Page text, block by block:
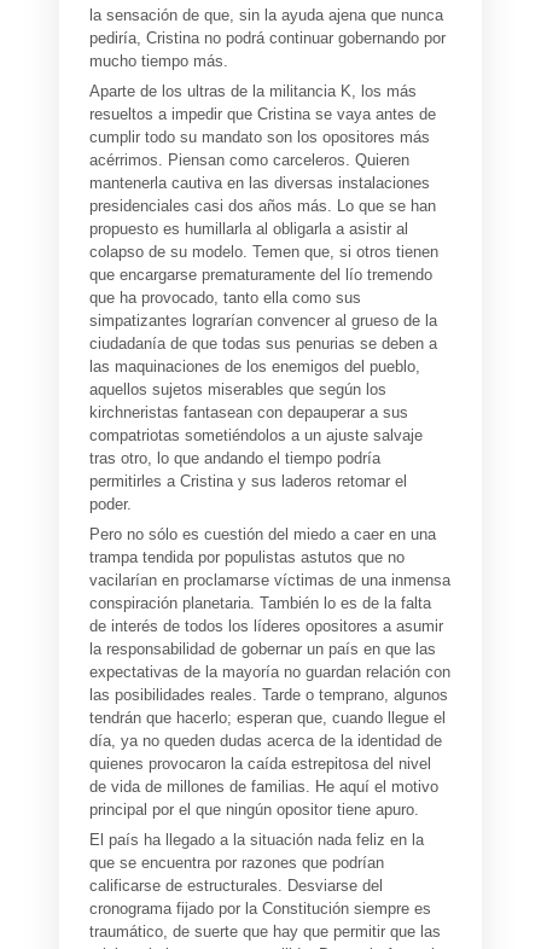
la sensación de que, sin la ayuda ajena que nunca
pediría, Cristina no podrá continuar gobernando por
mucho tiempo más.
Aparte de los ultras de la militancia K, los más
resueltos a impedir que Cristina se vaya antes de
cumplir todo su mandato son los opositores más
acérrimos. Piensan como carceleros. Quieren
mantenerla cautiva en las diversas instalaciones
presidenciales casi dos años más. Lo que se han
propuesto es humillarla al obligarla a asistir al
colapso de su modelo. Temen que, si otros tienen
que encargarse prematuramente del lío tremendo
que ha provocado, tanto ella como sus
simpatizantes lograrían convencer al grueso de la
ciudadanía de que todas sus penurias se deben a
las maquinaciones de los enemigos del pueblo,
aquellos sujetos miserables que según los
kirchneristas fantasean con depauperar a sus
compatriotas sometiéndolos a un ajuste salvaje
tras otro, lo que andando el tiempo podría
permitirles a Cristina y sus laderos retomar el
poder.
Pero no sólo es cuestión del miedo a caer en una
trampa tendida por populistas astutos que no
vacilarían en proclamarse víctimas de una inmensa
conspiración planetaria. También lo es de la falta
de interés de todos los líderes opositores a asumir
la responsabilidad de gobernar un país en que las
expectativas de la mayoría no guardan relación con
las posibilidades reales. Tarde o temprano, algunos
tendrán que hacerlo; esperan que, cuando llegue el
día, ya no queden dudas acerca de la identidad de
quienes provocaron la caída estrepitosa del nivel
de vida de millones de familias. He aquí el motivo
principal por el que ningún opositor tiene apuro.
El país ha llegado a la situación nada feliz en la
que se encuentra por razones que podrían
calificarse de estructurales. Desviarse del
cronograma fijado por la Constitución siempre es
traumático, de suerte que hay que permitir que las